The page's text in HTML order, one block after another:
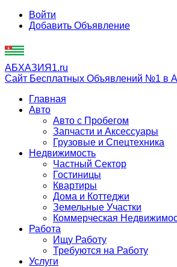
Войти
Добавить Объявление
АБХАЗИЯ1.ru
Сайт Бесплатных Объявлений №1 в
Главная
Авто
Авто с Пробегом
Запчасти и Аксессуары
Грузовые и Спецтехника
Недвижимость
Частный Сектор
Гостиницы
Квартиры
Дома и Коттеджи
Земельные Участки
Коммерческая
Работа
Ищу Работу
Требуются на Работу
Услуги